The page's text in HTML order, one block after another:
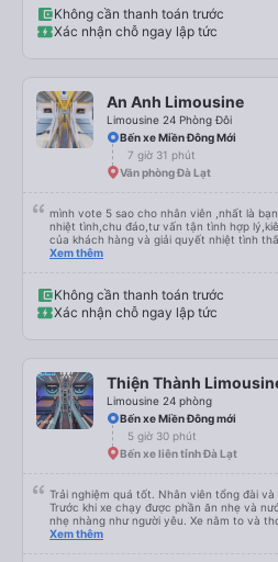
Chúng tôi cũng sẽ viết bài trên các nền
Dalat lẫn vé xe rẻ. Xin cảm ơn.
Không cần thanh toán trước
Xác nhận chỗ ngay lập tức
An Anh Limousine
Limousine 24 Phòng Đôi
Bến xe Miền Đông Mới
7 giờ 31 phút
Văn phòng Đà Lạt
mình vote 5 sao cho nhân viên ,nhất là
nhiệt tình,chu đáo,tư vấn tận tình hợp
của khách hàng và giải quyết nhiệt tình
chuyên nghiệp của bạn Sim. Mình ấn
chuyện nhẹ nhàng và rất ok,Về thái độ
ăn đứt các hãng xe dịch vụ hiện nay. Chất
nhỉnh hơn các hãng khác về thái độ bác tài
mình cứ phải mang cái mền mỏng để lót
,thượng lộ bình an Hẹn gặp lại chuyến 5 giờ
Xem thêm
Không cần thanh toán trước
Xác nhận chỗ ngay lập tức
Thiện Thành
Limousine 24 phòng
Bến xe Miền Đông mới
5 giờ 30 phút
Bến xe liên tỉnh Đà Lạt
Trải nghiệm quá tốt. Nhân viên tổng đài
Trước khi xe chạy được phần ăn nhẹ và
nhẹ nhàng như người yêu. Xe nằm to và
nơi lúc nào không hay luôn. I had very good experience with this bus
Xem thêm